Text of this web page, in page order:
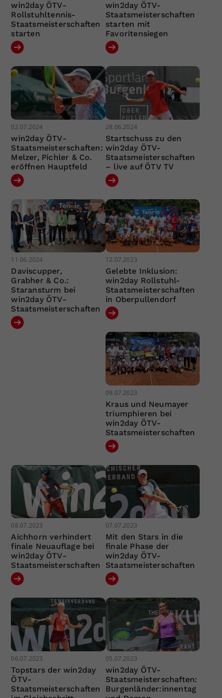
win2day ÖTV-
Rollstuhltennis-
Staatsmeisterschaften
starten
win2day ÖTV-
Staatsmeisterschaften
starten mit
Favoritensiegen
02.07.2024
win2day ÖTV-
Staatsmeisterschaften:
Melzer, Pichler & Co.
eröffnen Hauptfeld
28.06.2024
Startschuss zu den
win2day ÖTV-
Staatsmeisterschaften
– live auf ÖTV TV
11.06.2024
Daviscupper,
Grabher & Co.:
Staransturm bei
win2day ÖTV-
Staatsmeisterschaften
12.07.2023
Gelebte Inklusion:
win2day Rollstuhl-
Staatsmeisterschaften
in Oberpullendorf
09.07.2023
Kraus und Neumayer
triumphieren bei
win2day ÖTV-
Staatsmeisterschaften
08.07.2023
Aichhorn verhindert
finale Neuauflage bei
win2day ÖTV-
Staatsmeisterschaften
07.07.2023
Mit den Stars in die
finale Phase der
win2day ÖTV-
Staatsmeisterschaften
06.07.2023
Topstars der win2day
ÖTV-
Staatsmeisterschaften
05.07.2023
win2day ÖTV-
Staatsmeisterschaften:
Burgenländer:innentag